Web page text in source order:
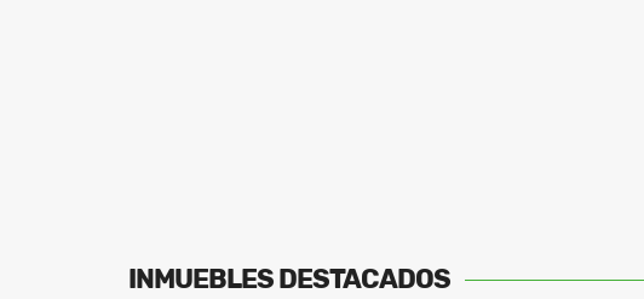
INMUEBLESDESTACADOS